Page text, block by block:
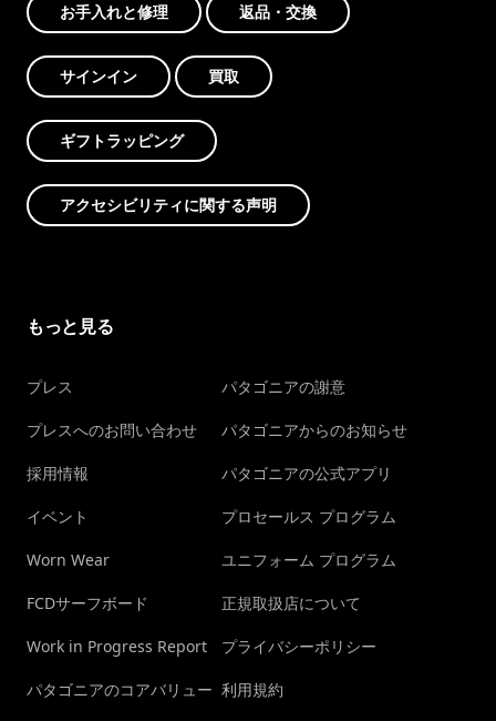
お手入れと修理 返品・交換
サインイン 買取
ギフトラッピング
アクセシビリティに関する声明
もっと見る
プレス
プレスへのお問い合わせ
採用情報
イベント
Worn Wear
FCDサーフボード
Work in Progress Report
パタゴニアのコアバリュー
パタゴニアの謝意
パタゴニアからのお知らせ
パタゴニアの公式アプリ
プロセールス プログラム
ユニフォーム プログラム
正規取扱店について
プライバシーポリシー
利用規約